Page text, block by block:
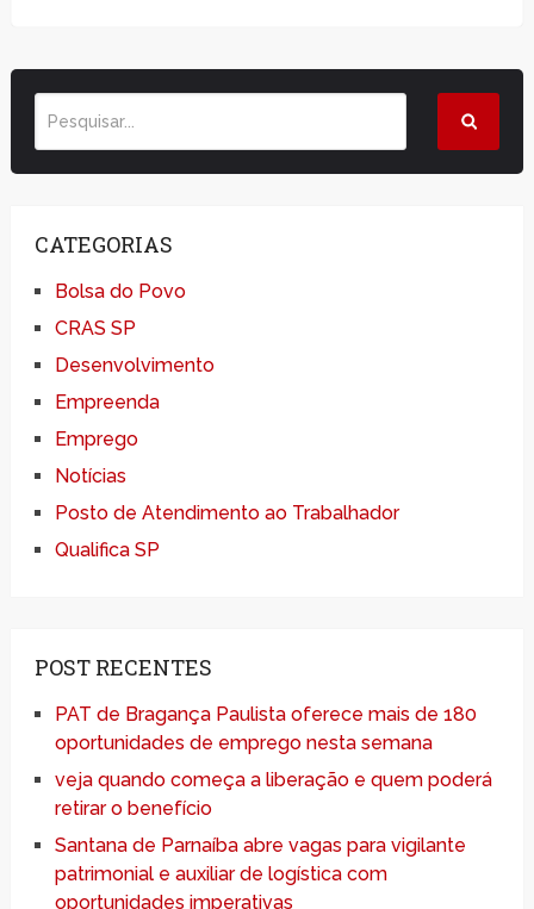
CATEGORIAS
Bolsa do Povo
CRAS SP
Desenvolvimento
Empreenda
Emprego
Notícias
Posto de Atendimento ao Trabalhador
Qualifica SP
POST RECENTES
PAT de Bragança Paulista oferece mais de 180
oportunidades de emprego nesta semana
veja quando começa a liberação e quem poderá
retirar o benefício
Santana de Parnaíba abre vagas para vigilante
patrimonial e auxiliar de logística com
oportunidades imperativas